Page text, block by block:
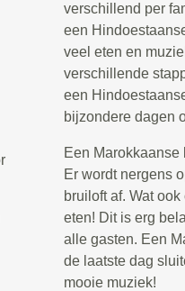
verschillend per
een
veel eten en
verschillende
een
bijzondere dagen
Een Marokkaanse
Er wordt nergens
bruiloft af. Wat
eten! Dit is erg
alle gasten. Een
de laatste dag
mooie muziek!